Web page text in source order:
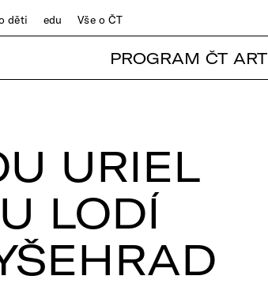
děti edu Vše o ČT
PROGRAM ČT ART
URIEL
LODÍ